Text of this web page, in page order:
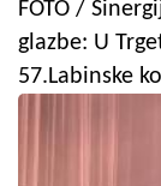
FOTO /
glazbe: U
57.Labinske